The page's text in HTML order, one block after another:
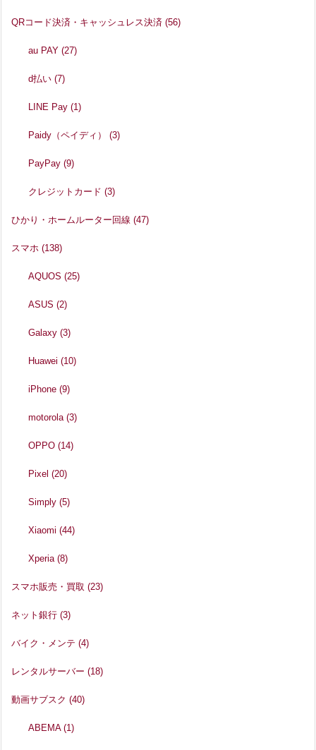
QRコード決済・キャッシュレス決済 (56)
au PAY(27)
d払い(7)
LINE Pay(1)
Paidy（ペイディ）(3)
PayPay(9)
クレジットカード(3)
ひかり・ホームルーター回線 (47)
スマホ (138)
AQUOS(25)
ASUS(2)
Galaxy(3)
Huawei(10)
iPhone(9)
motorola(3)
OPPO(14)
Pixel(20)
Simply(5)
Xiaomi(44)
Xperia(8)
スマホ販売・買取 (23)
ネット銀行 (3)
バイク・メンテ (4)
レンタルサーバー (18)
動画サブスク (40)
ABEMA(1)